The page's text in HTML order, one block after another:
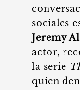
sociales
Jeremy
actor,
la serie
quien